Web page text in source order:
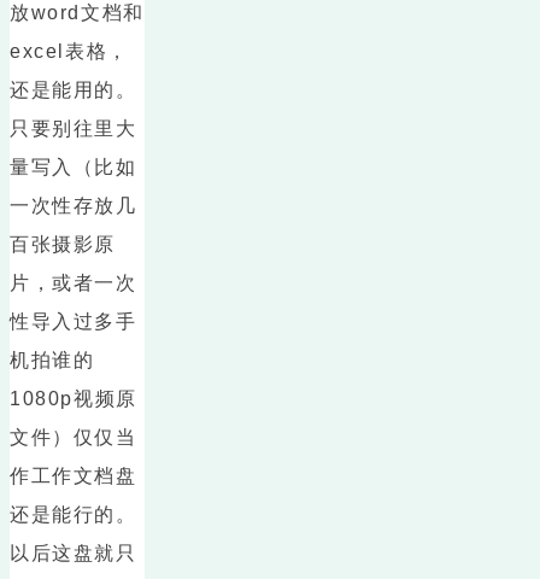
放word文档和
excel表格，
还是能用的。
只要别往里大
量写入（比如
一次性存放几
百张摄影原
片，或者一次
性导入过多手
机拍谁的
1080p视频原
文件）仅仅当
作工作文档盘
还是能行的。
以后这盘就只